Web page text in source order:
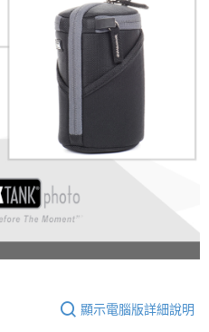
顯示電腦版詳細說明